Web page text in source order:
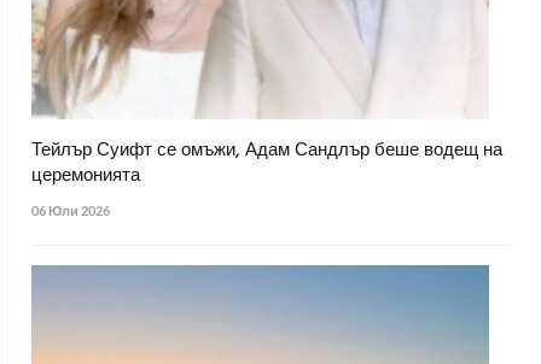
Тейлър Суифт се омъжи, Адам Сандлър беше водещ на
церемонията
06 Юли 2026